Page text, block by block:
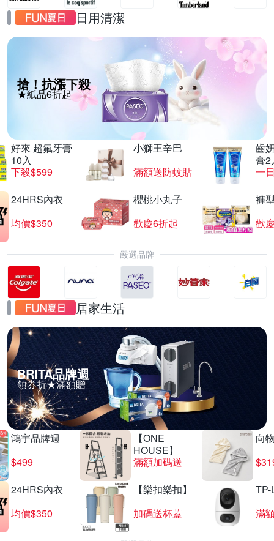
日用清潔
搶！抗漲下殺
★紙品6折起
好來 超氟牙膏
10入
下殺$599
小獅王辛巴
滿額送防蚊貼
齒
膏2
一
24HRS內衣
均價$350
櫻桃小丸子
歡慶6折起
褲
歡
嚴選品牌
居家生活
BRITA品牌週
領券折★滿額贈
鴻宇品牌週
$499
【ONE
HOUSE】
滿額加碼送
向
24HRS內衣
均價$350
【樂扣樂扣】
加碼送杯蓋
TP-
滿